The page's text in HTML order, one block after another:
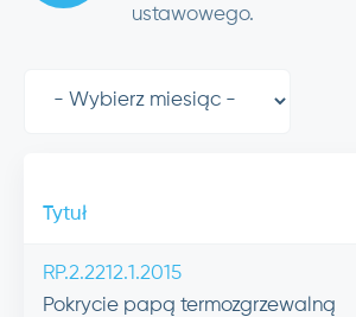
ustawowego.
Tytuł
RP.2.2212.1.2015
Pokrycie papą termozgrzewalną